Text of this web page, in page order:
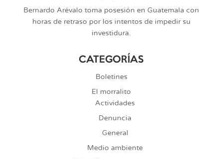
Bernardo Arévalo toma posesión en Guatemala con
horas de retraso por los intentos de impedir su
investidura.
CATEGORÍAS
Boletines
El morralito
Actividades
Denuncia
General
Medio ambiente